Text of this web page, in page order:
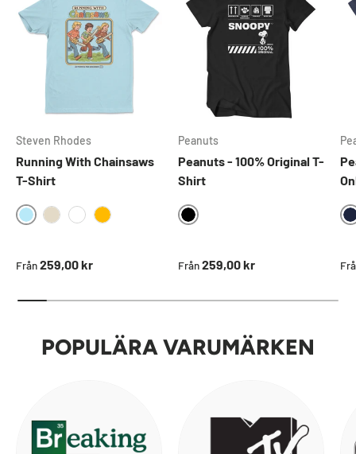
Steven Rhodes
Running With Chainsaws
T-Shirt
SKYBLUEKHAKIWHITEGOLD
Ordinarie pris
Från259,00 kr
Peanuts
Peanuts - 100% Original T-
Shirt
BLACK
Ordinarie pris
Från259,00 kr
POPULÄRA VARUMÄRKEN